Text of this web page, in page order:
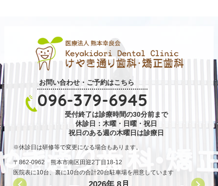
お問い合わせ・ご予約はこちら
096-379-6945
受付終了は診療時間の30分前まで
休診日：木曜・日曜・祝日
祝日のある週の木曜日は診療日
休診日は研修等で変更になる場合もあります。
〒862-0962 熊本市南区田迎2丁目18-12
医院表に10台、裏に10台の合計20台駐車場を用意しています
2026年 8月